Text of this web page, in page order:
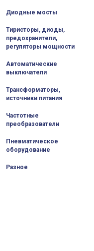
Диодные мосты
Тиристоры, диоды,
предохранители,
регуляторы мощности
Автоматические
выключатели
Трансформаторы,
источники питания
Частотные
преобразователи
Пневматическое
оборудование
Разное